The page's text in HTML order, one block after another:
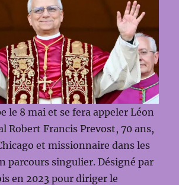
le 8 mai et se fera appeler Léon
Robert Francis Prevost, 70 ans,
et missionnaire dans les
parcours singulier. Désigné par
en 2023 pour diriger le